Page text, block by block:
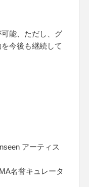
能、ただし、グ
今後も継続して
アーティス
名誉キュレータ